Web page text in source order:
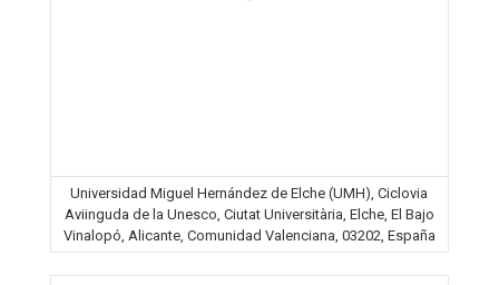
Universidad Miguel Hernández de Elche (UMH), Ciclovia
Aviinguda de la Unesco, Ciutat Universitària, Elche, El Bajo
Vinalopó, Alicante, Comunidad Valenciana, 03202, España